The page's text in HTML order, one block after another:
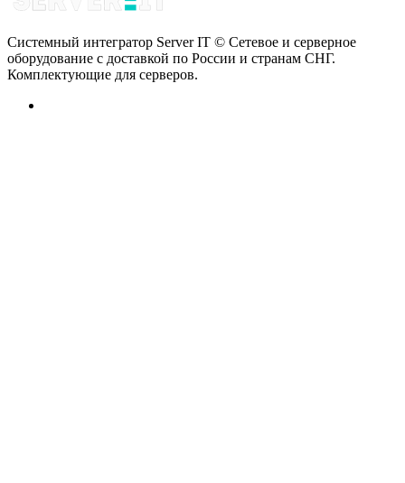
Системный интегратор Server IT © Сетевое и серверное
оборудование с доставкой по России и странам СНГ.
Комплектующие для серверов.